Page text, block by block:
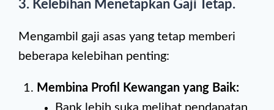
3. Kelebihan Menetapkan Gaji Tetap.
Mengambil gaji asas yang tetap memberi
beberapa kelebihan penting:
Membina Profil Kewangan yang Baik:
Bank lebih suka melihat pendapatan